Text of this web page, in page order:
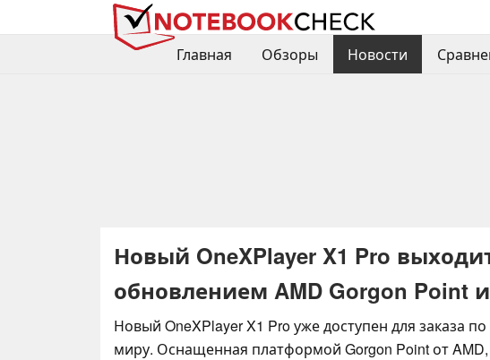
Главная
Обзоры Новости
Новый OneXPlayer X1 Pro
обновлением AMD Gorgon Point
Новый OneXPlayer X1 Pro уже доступен для заказа
миру. Оснащенная платформой Gorgon Point от AMD,